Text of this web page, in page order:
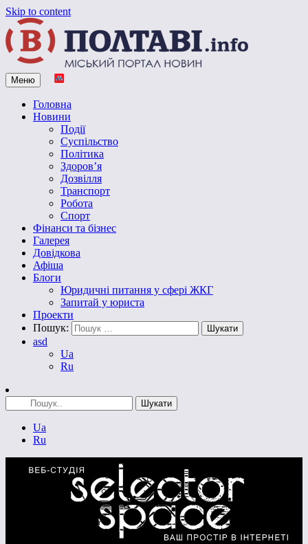
Skip to content
Vpoltave.info
Полтавський портал новин
Меню
Головна
Новини
Події
Суспільство
Політика
Здоров’я
Дозвілля
Транспорт
Робота
Спорт
Фінанси та бізнес
Галерея
Довідкова
Афіша
Блоги
Юридичні питання у сфері ЖКГ
Запитай у юриста
Проекти
Пошук:
asd
Ua
Ru
Ua
Ru